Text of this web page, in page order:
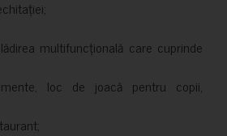
multifuncțională care cuprinde
loc de joacă pentru copii,